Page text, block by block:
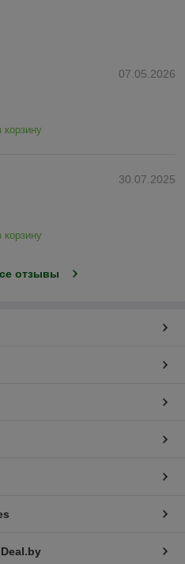
игрушек
07.05.2026
30.07.2025
отзывы